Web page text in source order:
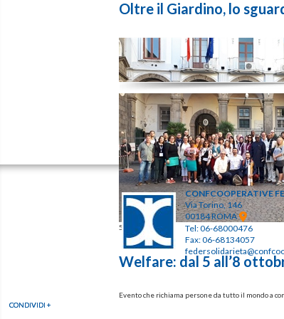
Oltre il Giardino, lo
CONDIVIDI +
5 ottobre 2023
Welfare: dal 5 all’8
Evento che richiama persone da tutto il mondo a
CONDIVIDI +
all
CONFCOOPERATIVE
Via Torino, 146
00184 ROMA
Tel: 06-68000476
Fax: 06-68134057